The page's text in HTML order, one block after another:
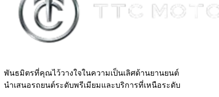
พันธมิตรที่คุณไว้วางใจในความเป็นเลิศด้านยานยนต์
นำเสนอรถยนต์ระดับพรีเมียมและบริการที่เหนือระดับ